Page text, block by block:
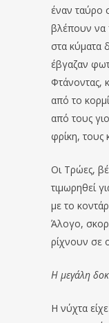
έναν ταύρο
βλέπουν να
στα κύματα
έβγαζαν
Φτάνοντας,
από το
από τους
φρίκη, τους
Οι Τρώες,
τιμωρηθεί
με το
Άλογο,
ρίχνουν σε
Η μεγάλη
Η νύχτα